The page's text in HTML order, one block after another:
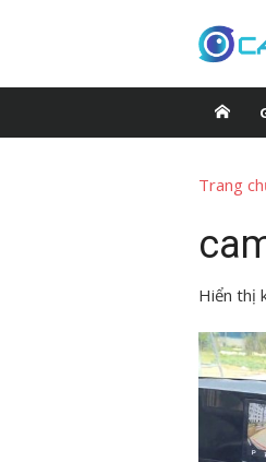
Trang
Hiển thị